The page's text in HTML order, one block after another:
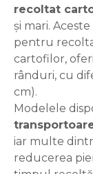
recoltat
și mari.
pentru
cartofilor,
rânduri, cu
cm).
Modelele
iar multe
reducerea